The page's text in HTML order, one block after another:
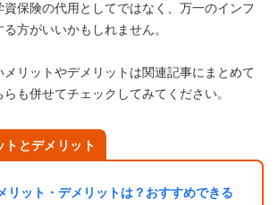
保険の代用としてではなく、万一のインフ
方がいいかもしれません。
メリットやデメリットは関連記事にまとめて
も併せてチェックしてみてください。
トとデメリット
リット・デメリットは？おすすめできる